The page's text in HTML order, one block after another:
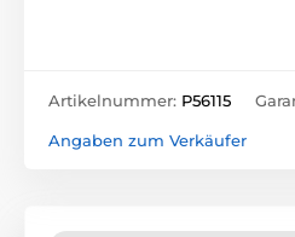
Artikelnummer: P56115
Angaben zum Verkäufer